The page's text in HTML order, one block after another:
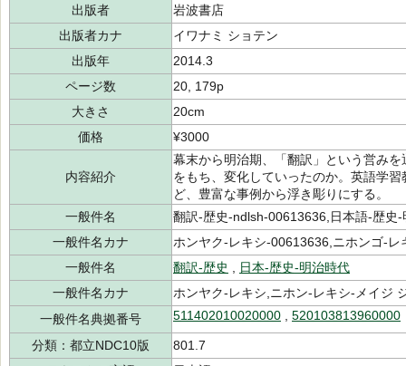
出版者
岩波書店
出版者カナ
イワナミ ショテン
出版年
2014.3
ページ数
20, 179p
大きさ
20cm
価格
¥3000
内容紹介
幕末から明治期、「翻訳」という営み
をもち、変化していったのか。英語学
ど、豊富な事例から浮き彫りにする。
一般件名
翻訳-歴史-ndlsh-00613636,日本語-歴史
一般件名カナ
ホンヤク-レキシ-00613636,ニホンゴ-
一般件名
翻訳-歴史
日本-歴史-明治時代
一般件名カナ
ホンヤク-レキシ,ニホン-レキシ-メイジ
一般件名典拠番号
511402010020000 520103813960000
分類：都立NDC10版
801.7